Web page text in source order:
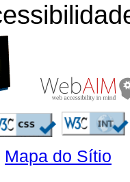
Mapa do Sítio